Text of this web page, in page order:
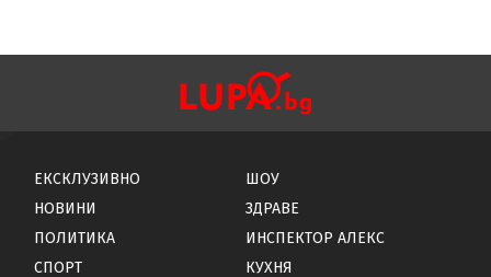
ЕКСКЛУЗИВНО
НОВИНИ
ПОЛИТИКА
СПОРТ
ШОУ
ЗДРАВЕ
ИНСПЕКТОР АЛЕКС
КУХНЯ